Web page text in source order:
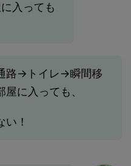
入っても
路→トイレ→瞬間移
に入っても、
！